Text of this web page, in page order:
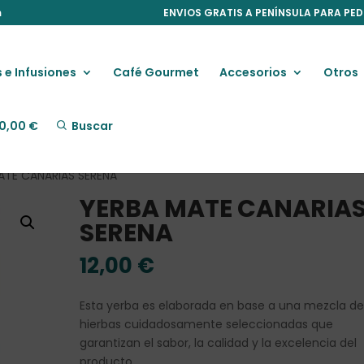
ENVIOS GRATIS A PENÍNSULA PARA
e Infusiones Café Gourmet Accesorios Otros
0,00 € Buscar
CANARIAS SERENA
YERBA MATE
SERENA
12,00 €
Esta yerba es elaborada en base a una mezcla de
hierbas cuidadosamente seleccionadas que
garantizan el sabor, la calidad y la excelencia del